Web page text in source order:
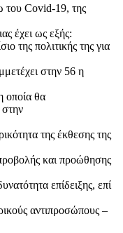
του Covid-19, της
έχει ως εξής:
της πολιτικής της για
στην 56 η
οποία θα
της έκθεσης της
και προώθησης
επίδειξης, επί
αντιπροσώπους –